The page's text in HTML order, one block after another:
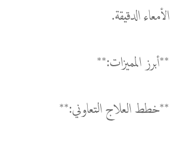
الأمعاء الدقيقة.
**أبرز المميزات:**
**خطط العلاج التعاوني:**